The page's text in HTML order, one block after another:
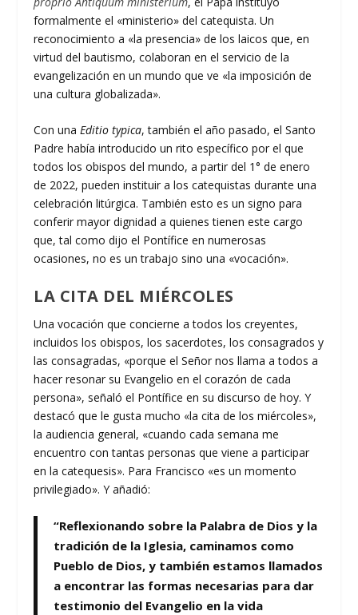
formalmente el «ministerio» del catequista. Un
reconocimiento a «la presencia» de los laicos que, en
virtud del bautismo, colaboran en el servicio de la
evangelización en un mundo que ve «la imposición de
una cultura globalizada».
Con unaEditio typica, también el año pasado, el Santo
Padre había introducido un rito específico por el que
todos los obispos del mundo, a partir del 1° de enero
de 2022, pueden instituir a los catequistas durante una
celebración litúrgica. También esto es un signo para
conferir mayor dignidad a quienes tienen este cargo
que, tal como dijo el Pontífice en numerosas
ocasiones, no es un trabajo sino una «vocación».
LA CITA DEL MIÉRCOLES
Una vocación que concierne a todos los creyentes,
incluidos los obispos, los sacerdotes, los consagrados y
las consagradas, «porque el Señor nos llama a todos a
hacer resonar su Evangelio en el corazón de cada
persona», señaló el Pontífice en su discurso de hoy. Y
destacó que le gusta mucho «la cita de los miércoles»,
la audiencia general, «cuando cada semana me
encuentro con tantas personas que viene a participar
en la catequesis». Para Francisco «es un momento
privilegiado». Y añadió:
“Reflexionando sobre la Palabra de Dios y la
tradición de la Iglesia, caminamos como
Pueblo de Dios, y también estamos llamados
a encontrar las formas necesarias para dar
testimonio del Evangelio en la vida